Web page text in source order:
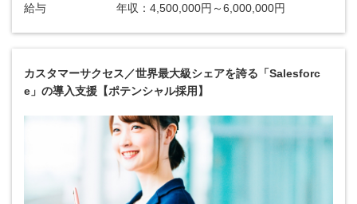
給与
年収：4,500,000円～6,000,000円
カスタマーサクセス／世界最大級シェアを誇る「Salesforc
e」の導入支援【ポテンシャル採用】